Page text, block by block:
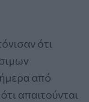
ότι
από
απαιτούνται